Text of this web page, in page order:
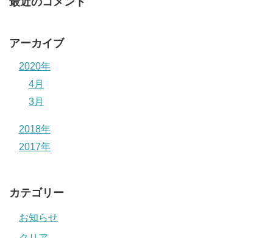
アーカイブ
2020年
4月
3月
2018年
2017年
カテゴリー
お知らせ